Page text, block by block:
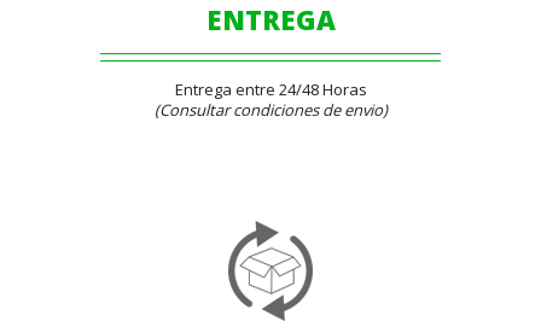
ENTREGA
Entrega entre 24/48 Horas
(Consultar condiciones de envio)